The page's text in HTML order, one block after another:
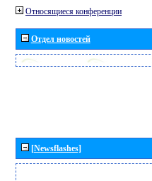
Относящиеся конференции
Отдел новостей
[Newsflashes]